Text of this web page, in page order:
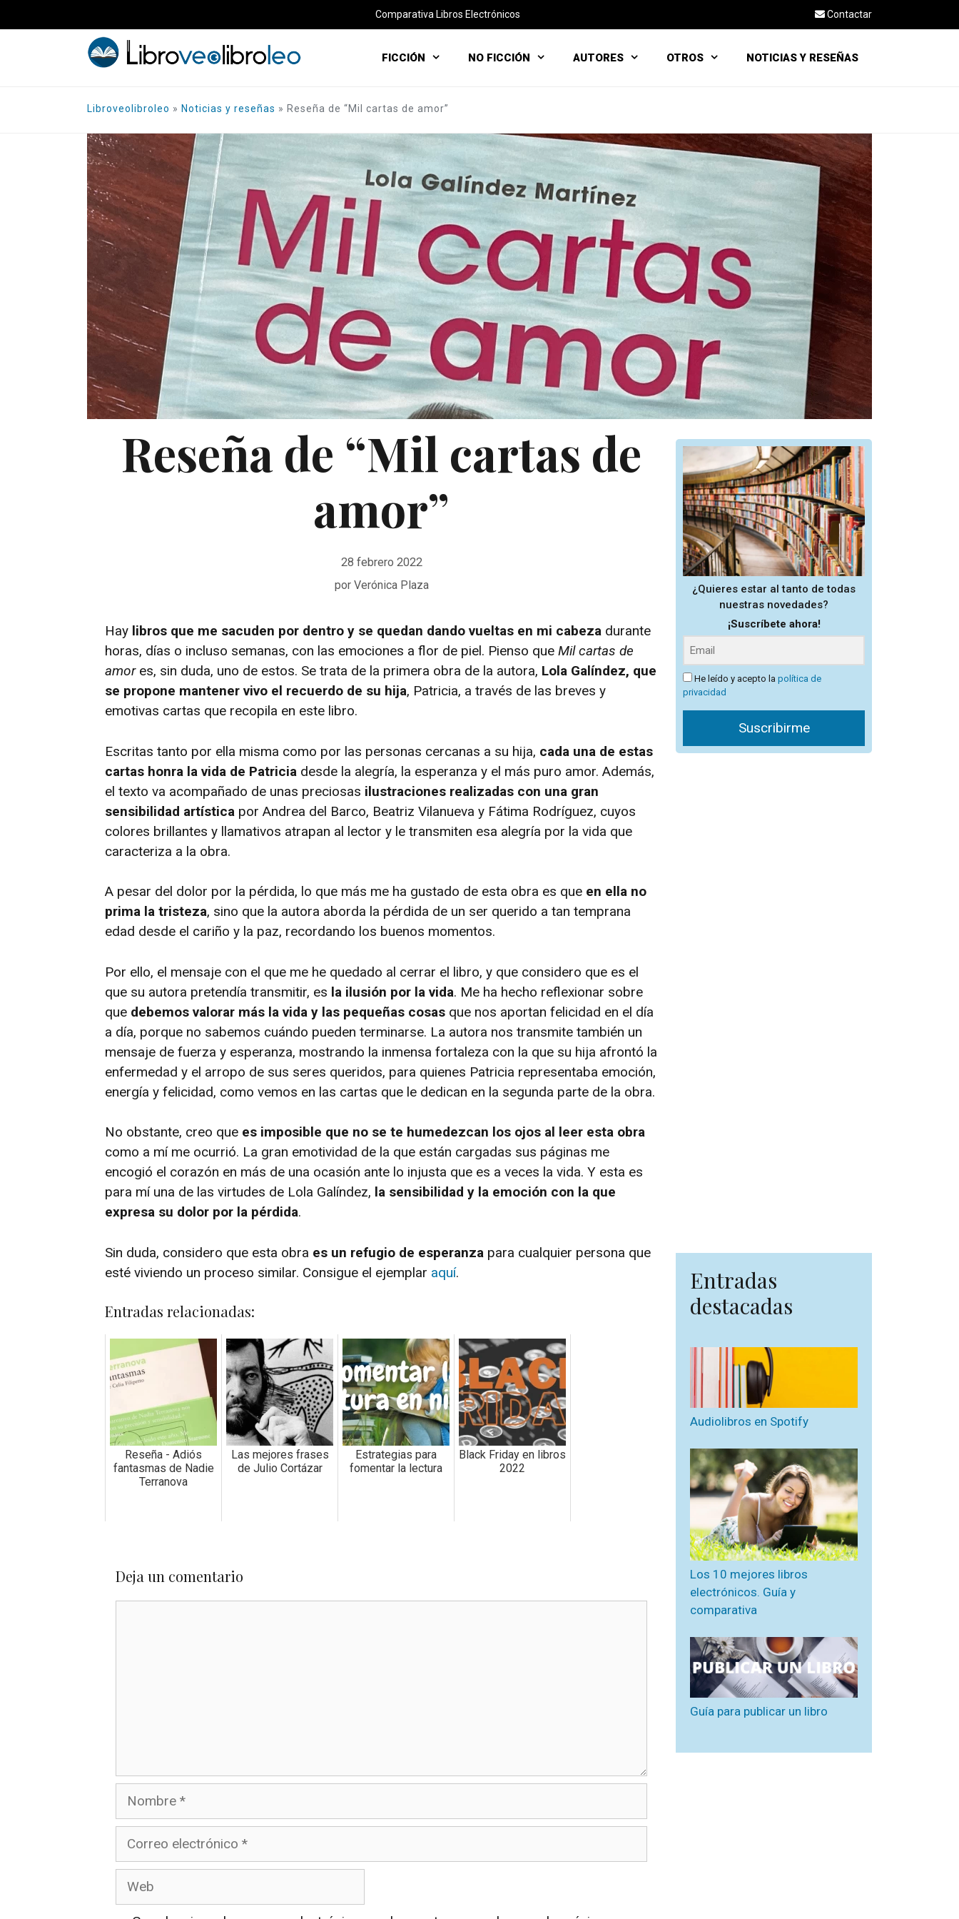
al
Comparativa Libros Electrónicos Contactar
FICCIÓN NO FICCIÓN AUTORES OTROS NOTICIAS Y RESEÑAS
Libroveolibroleo » Noticias y reseñas » Reseña de “Mil cartas de amor”
Reseña de “Mil cartas de
amor”
28 febrero 2022
por Verónica Plaza
Hay libros que me sacuden por dentro y se quedan dando vueltas en mi cabeza durante
horas, días o incluso semanas, con las emociones a flor de piel. Pienso que Mil cartas de
amores, sin duda, uno de estos. Se trata de la primera obra de la autora, Lola Galíndez, que
se propone mantener vivo el recuerdo de su hija, Patricia, a través de las breves y
emotivas cartas que recopila en este libro.
Escritas tanto por ella misma como por las personas cercanas a su hija, cada una de estas
cartas honra la vida de Patricia desde la alegría, la esperanza y el más puro amor. Además,
el texto va acompañado de unas preciosas ilustraciones realizadas con una gran
sensibilidad artística por Andrea del Barco, Beatriz Vilanueva y Fátima Rodríguez, cuyos
colores brillantes y llamativos atrapan al lector y le transmiten esa alegría por la vida que
caracteriza a la obra.
A pesar del dolor por la pérdida, lo que más me ha gustado de esta obra es que en ella no
prima la tristeza, sino que la autora aborda la pérdida de un ser querido a tan temprana
edad desde el cariño y la paz, recordando los buenos momentos.
Por ello, el mensaje con el que me he quedado al cerrar el libro, y que considero que es el
que su autora pretendía transmitir, es la ilusión por la vida. Me ha hecho reflexionar sobre
que debemos valorar más la vida y las pequeñas cosas que nos aportan felicidad en el día
a día, porque no sabemos cuándo pueden terminarse. La autora nos transmite también un
mensaje de fuerza y esperanza, mostrando la inmensa fortaleza con la que su hija afrontó la
enfermedad y el arropo de sus seres queridos, para quienes Patricia representaba emoción,
energía y felicidad, como vemos en las cartas que le dedican en la segunda parte de la obra.
No obstante, creo que es imposible que no se te humedezcan los ojos al leer esta obra
como a mí me ocurrió. La gran emotividad de la que están cargadas sus páginas me
encogió el corazón en más de una ocasión ante lo injusta que es a veces la vida. Y esta es
para mí una de las virtudes de Lola Galíndez, la sensibilidad y la emoción con la que
expresa su dolor por la pérdida.
Sin duda, considero que esta obra es un refugio de esperanza para cualquier persona que
esté viviendo un proceso similar. Consigue el ejemplar aquí.
Entradas relacionadas:
Reseña - Adiós
fantasmas de Nadie
Terranova
Las mejores frases
de Julio Cortázar
Estrategias para
fomentar la lectura
Black Friday en libros
2022
Deja un comentario
Nombre
Correo
Web
¿Quieres estar al tanto de todas
nuestras novedades?
¡Suscríbete ahora!
He leído y acepto la política de
privacidad
Suscribirme
Entradas
destacadas
Audiolibros en Spotify
Los 10 mejores libros
electrónicos. Guía y
comparativa
Guía para publicar un libro